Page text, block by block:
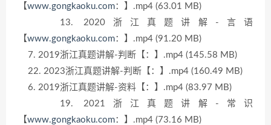
【www.gongkaoku.com：】.mp4 (63.01 MB)
13. 2020浙江真题讲解-言语
【www.gongkaoku.com：】.mp4 (91.20 MB)
7. 2019浙江真题讲解-判断【：】.mp4 (145.58 MB)
22. 2023浙江真题讲解-判断【：】.mp4 (160.49 MB)
6. 2019浙江真题讲解-资料【：】.mp4 (83.97 MB)
19. 2021浙江真题讲解-常识
【www.gongkaoku.com：】.mp4 (73.16 MB)